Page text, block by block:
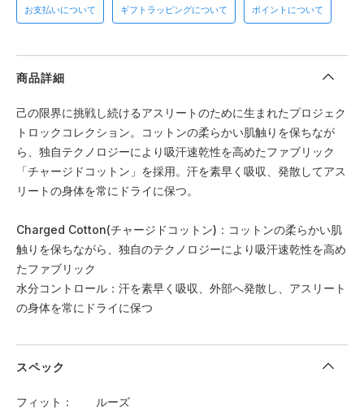
お支払いについて ギフトラッピングについて ポイントについて
商品詳細
己の限界に挑戦し続けるアスリートのために生まれたプロジェク
トロックコレクション。コットンの柔らかい肌触りを保ちなが
ら、独自テクノロジーにより吸汗速乾性を高めたファブリック
「チャージドコットン」を採用。汗を素早く吸収、発散してアス
リートの身体を常にドライに保つ。
Charged Cotton(チャージドコットン)：コットンの柔らかい肌
触りを保ちながら、独自のテクノロジーにより吸汗速乾性を高め
たファブリック
水分コントロール：汗を素早く吸収、外部へ発散し、アスリート
の身体を常にドライに保つ
スペック
フィット ルーズ